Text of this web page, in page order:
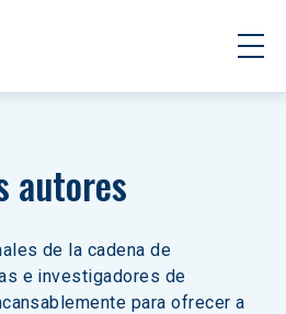
autores
de la cadena de
e investigadores de
para ofrecer a